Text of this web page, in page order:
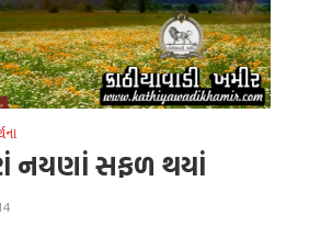
નયણાં સફળ થયાં